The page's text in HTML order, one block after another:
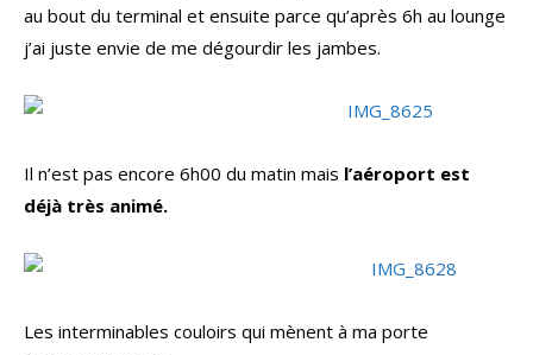
au bout du terminal et ensuite parce qu’après 6h au lounge
j’ai juste envie de me dégourdir les jambes.
Il n’est pas encore 6h00 du matin mais l’aéroport est
déjà très animé.
Les interminables couloirs qui mènent à ma porte